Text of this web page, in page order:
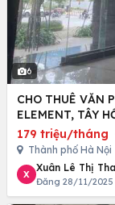
6
CHO THUÊ VĂN
ELEMENT, TÂY
SHOWROOM
179 triệu/tháng
Thành phố Hà Nội
X
Xuân Lê Thị
Đăng 28/11/2025